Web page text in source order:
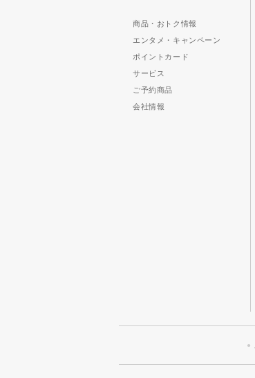
商品・おトク情報
エンタメ・キャンペーン
ポイントカード
サービス
ご予約商品
会社情報